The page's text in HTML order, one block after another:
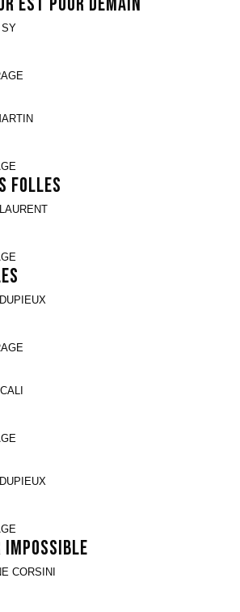
Folles
impossible
CORSINI